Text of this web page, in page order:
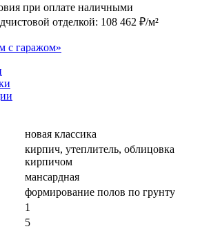
при оплате наличными
отделкой: 108 462 ₽/м²
новая классика
кирпич, утеплитель, облицовка
кирпичом
мансардная
формирование полов по грунту
1
5